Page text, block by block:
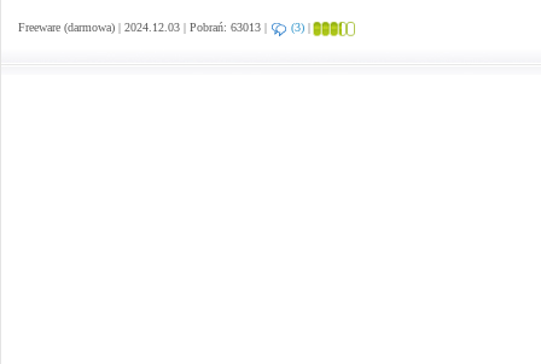
Freeware (darmowa) | 2024.12.03 | Pobrań: 63013 | (3) |